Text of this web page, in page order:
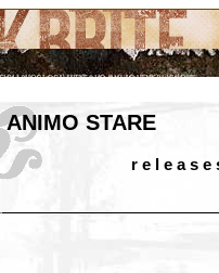
ANIMO STARE
r e l e a s e